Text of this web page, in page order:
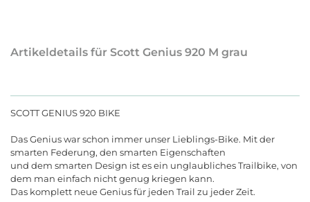
Artikeldetails für Scott Genius 920 M grau
SCOTT GENIUS 920 BIKE
Das Genius war schon immer unser Lieblings-Bike. Mit der
smarten Federung, den smarten Eigenschaften
und dem smarten Design ist es ein unglaubliches Trailbike, von
dem man einfach nicht genug kriegen kann.
Das komplett neue Genius für jeden Trail zu jeder Zeit.